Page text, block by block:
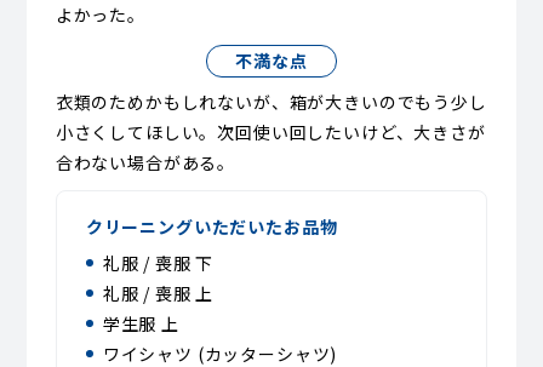
よかった。
不満な点
衣類のためかもしれないが、箱が大きいのでもう少し
小さくしてほしい。次回使い回したいけど、大きさが
合わない場合がある。
クリーニングいただいたお品物
礼服 / 喪服 下
礼服 / 喪服 上
学生服 上
ワイシャツ (カッターシャツ)